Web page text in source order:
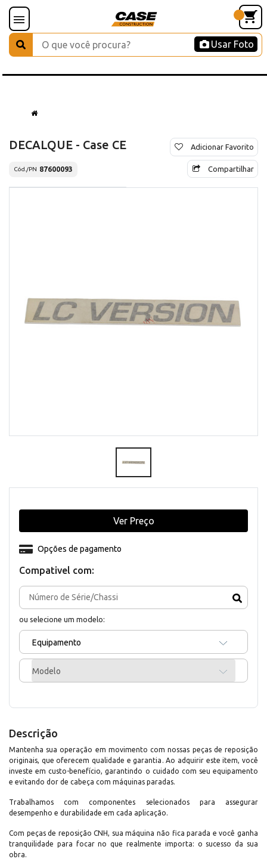
Usar Foto
DECALQUE - Case CE
Cód./PN 87600093
Adicionar Favorito
Compartilhar
Compativel com:
ou selecione um modelo:
Equipamento
Modelo
Opções de pagamento
Ver Preço
Descrição
Mantenha sua operação em movimento com nossas peças de reposição
originais, que oferecem qualidade e garantia. Ao adquirir este item, você
investe em custo-benefício, garantindo o cuidado com seu equipamento
e evitando dor de cabeça com máquinas paradas.
Trabalhamos com componentes selecionados para assegurar
desempenho e durabilidade em cada aplicação.
Com peças de reposição CNH, sua máquina não fica parada e você ganha
tranquilidade para focar no que realmente importa: o sucesso da sua
obra.